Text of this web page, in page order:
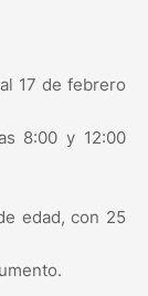
17 de febrero
8:00 y 12:00
edad, con 25